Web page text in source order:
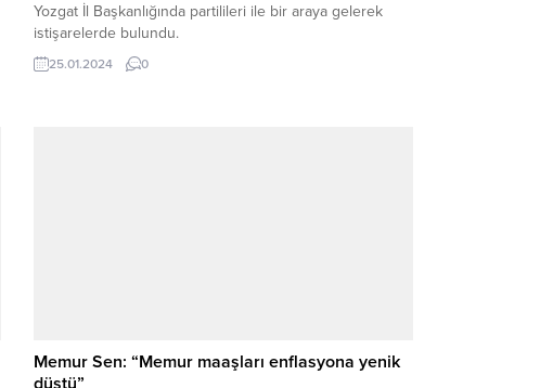
Yozgat İl Başkanlığında partilileri ile bir araya gelerek
istişarelerde bulundu.
25.01.2024 0
Memur Sen: “Memur maaşları enflasyona yenik
düştü”